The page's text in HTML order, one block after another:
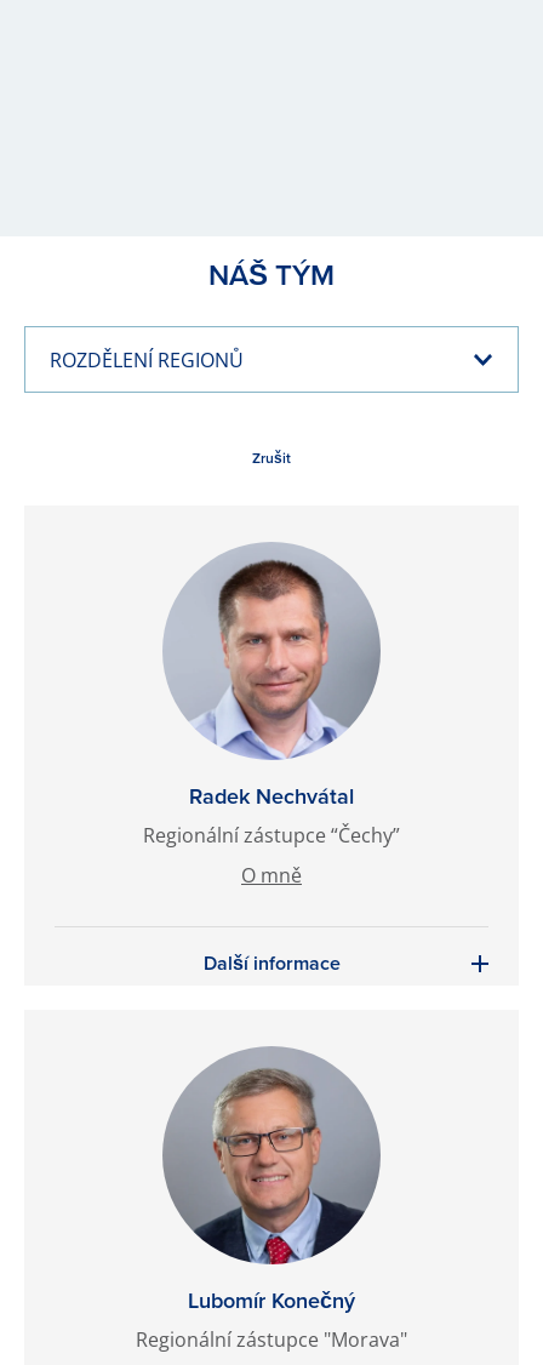
NÁŠ TÝM
ROZDĚLENÍ REGIONŮ
Zrušit
Radek Nechvátal
Regionální zástupce “Čechy”
O mně
Další informace
Lubomír Konečný
Regionální zástupce "Morava"